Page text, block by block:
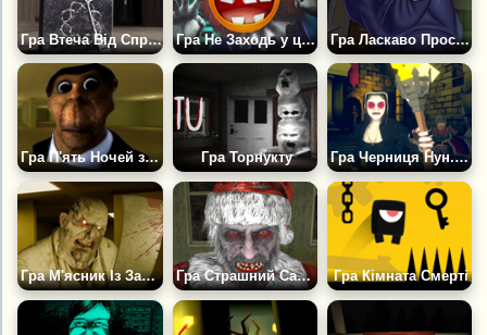
Гра Втеча Від Спрунки В Капелюсі Гра Не Заходь у цю гру вночі Гра Ласкаво Просимо, Дорога Людина
Гра П'ять Ночей з Некстботами Гра Торнукту Гра Черниця Нун. Крик відьми
Гра М'ясник Із Закулісся Гра Страшний Санта Клаус Хоррор Гра Кімната Смерті